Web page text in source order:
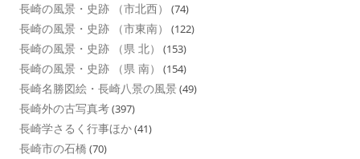
長崎の風景・史跡 （市北西） (74)
長崎の風景・史跡 （市東南） (122)
長崎の風景・史跡 （県 北） (153)
長崎の風景・史跡 （県 南） (154)
長崎名勝図絵・長崎八景の風景 (49)
長崎外の古写真考(397)
長崎学さるく行事ほか(41)
長崎市の石橋 (70)